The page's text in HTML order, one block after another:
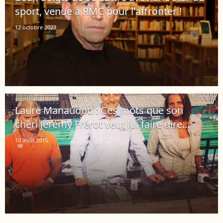
sport, venue à RMC pour l'affronter !
12 octobre 2023
Laure Manaudou : Ces mots que son
chéri Jérémy Frérot veut lui faire dire...
10 août 2015